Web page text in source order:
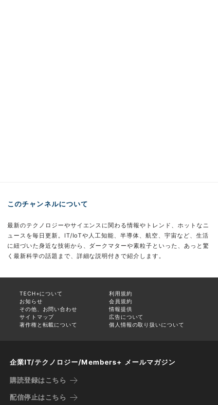
このチャンネルについて
最新のテクノロジーやサイエンスに関わる情報やトレンド、ホットなニ
ュースを毎日更新。IT/IoTや人工知能、半導体、航空、宇宙など、生活
に紐づいた身近な技術から、ダークマターや素粒子といった、あっと驚
く最新科学の話題まで、詳細な説明付きで紹介します。
TECH+について
利用規約
お知らせ
会員規約
その他、お問い合わせ
情報提供
サイトマップ
広告について
著作権と転載について
個人情報の取り扱いについて
企業IT/テクノロジー/Members+ メールマガジン
購読登録はこちら
配信停止はこちら